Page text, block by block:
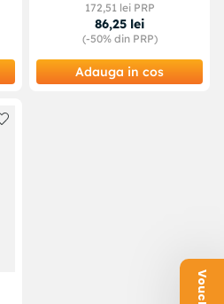
172,51lei PRP
86,25 lei
(-50%din PRP)
Adauga in cos